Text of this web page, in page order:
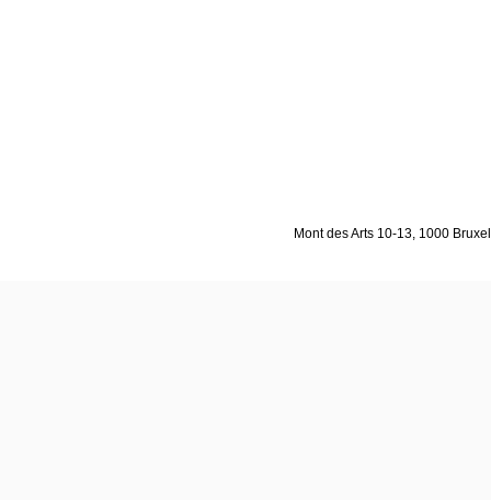
Mont des Arts 10-13, 1000